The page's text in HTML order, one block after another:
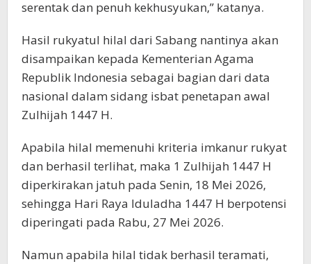
serentak dan penuh kekhusyukan,” katanya.
Hasil rukyatul hilal dari Sabang nantinya akan
disampaikan kepada Kementerian Agama
Republik Indonesia sebagai bagian dari data
nasional dalam sidang isbat penetapan awal
Zulhijah 1447 H.
Apabila hilal memenuhi kriteria imkanur rukyat
dan berhasil terlihat, maka 1 Zulhijah 1447 H
diperkirakan jatuh pada Senin, 18 Mei 2026,
sehingga Hari Raya Iduladha 1447 H berpotensi
diperingati pada Rabu, 27 Mei 2026.
Namun apabila hilal tidak berhasil teramati,